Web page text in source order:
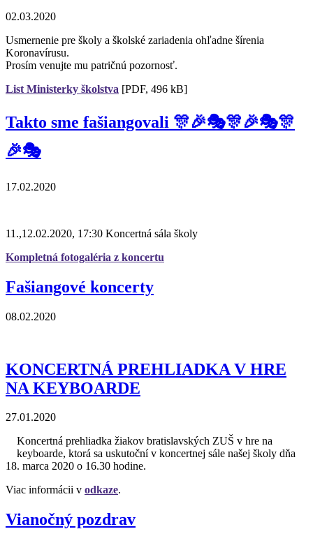
02.03.2020
Usmernenie pre školy a školské zariadenia ohľadne šírenia
Koronavírusu.
Prosím venujte mu patričnú pozornosť.
List Ministerky školstva [PDF, 496 kB]
Takto sme fašiangovali 🎊🎉🎭🎊🎉🎭🎊
🎉🎭
17.02.2020
11.,12.02.2020, 17:30 Koncertná sála školy
Kompletná fotogaléria z koncertu
Fašiangové koncerty
08.02.2020
KONCERTNÁ PREHLIADKA V HRE
NA KEYBOARDE
27.01.2020
Koncertná prehliadka žiakov bratislavských ZUŠ v hre na
keyboarde, ktorá sa uskutoční v koncertnej sále našej školy dňa
18. marca 2020 o 16.30 hodine.
Viac informácii v odkaze.
Vianočný pozdrav